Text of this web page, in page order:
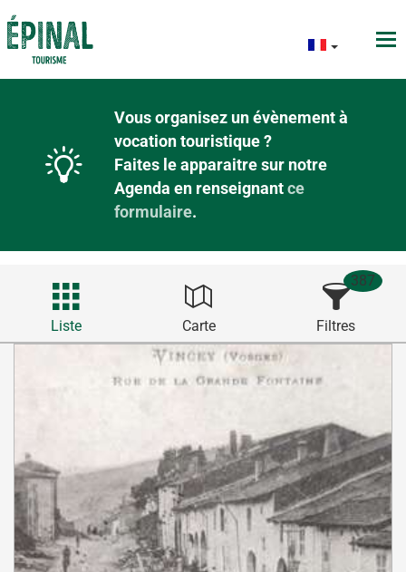
Vous organisez un évènement à
vocation touristique ?
Faites le apparaitre sur notre
Agenda en renseignantce
formulaire.
Liste Carte Filtres
387